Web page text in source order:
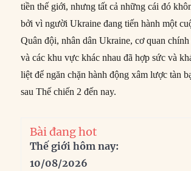
tiền thế giới, nhưng tất cả những cái đó
bởi vì người Ukraine đang tiến hành một
Quân đội, nhân dân Ukraine, cơ quan
và các khu vực khác nhau đã hợp sức và
liệt để ngăn chặn hành động xâm lược tàn
sau Thế chiến 2 đến nay.
Bài đang hot
Thế giới hôm nay:
10/08/2026